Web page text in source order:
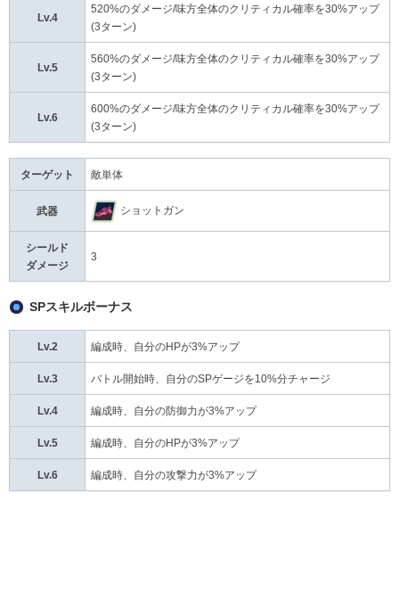
Lv.4
520%のダメージ/味方全体のクリティカル確率を30%アップ
(3ターン)
Lv.5
560%のダメージ/味方全体のクリティカル確率を30%アップ
(3ターン)
Lv.6
600%のダメージ/味方全体のクリティカル確率を30%アップ
(3ターン)
ターゲット 敵単体
武器 ショットガン
シールド
ダメージ
3
SPスキルボーナス
Lv.2 編成時、自分のHPが3%アップ
Lv.3 バトル開始時、自分のSPゲージを10%分チャージ
Lv.4 編成時、自分の防御力が3%アップ
Lv.5 編成時、自分のHPが3%アップ
Lv.6 編成時、自分の攻撃力が3%アップ